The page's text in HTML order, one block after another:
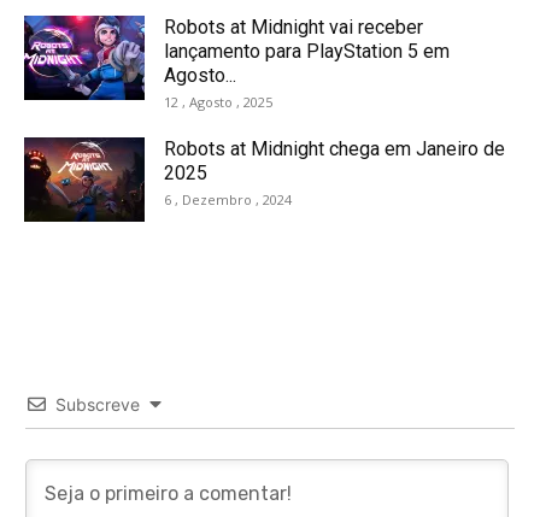
Robots at Midnight vai receber
lançamento para PlayStation 5 em
Agosto...
12 , Agosto , 2025
Robots at Midnight chega em Janeiro de
2025
6 , Dezembro , 2024
Subscreve